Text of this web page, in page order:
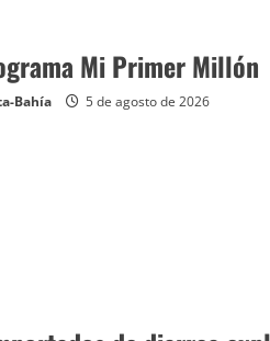
Mi Primer
Bahía 5 de agosto de 2026